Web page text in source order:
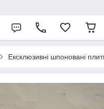
Ексклюзивні шпоновані